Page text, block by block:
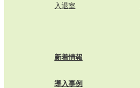
入退室
新着情報
導入事例